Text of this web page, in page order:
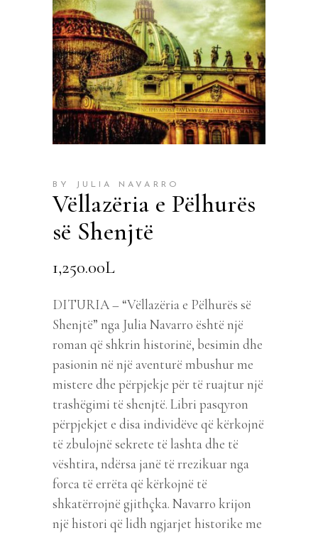
BY JULIA NAVARRO
Vëllazëria e Pëlhurës
së Shenjtë
1,250.00L
DITURIA – “Vëllazëria e Pëlhurës së
Shenjtë” nga Julia Navarro është një
roman që shkrin historinë, besimin dhe
pasionin në një aventurë mbushur me
mistere dhe përpjekje për të ruajtur një
trashëgimi të shenjtë. Libri pasqyron
përpjekjet e disa individëve që kërkojnë
të zbulojnë sekrete të lashta dhe të
vështira, ndërsa janë të rrezikuar nga
forca të errëta që kërkojnë të
shkatërrojnë gjithçka. Navarro krijon
një histori që lidh ngjarjet historike me